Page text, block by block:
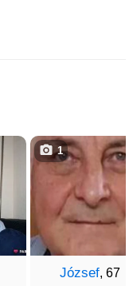
József, 67
1